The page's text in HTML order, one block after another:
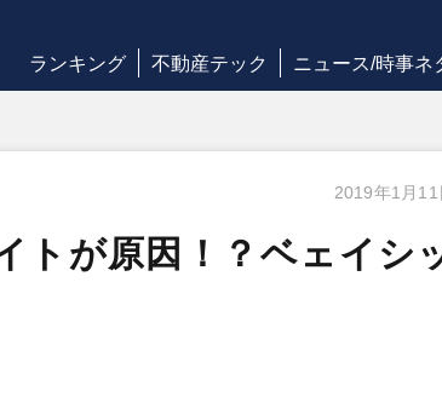
ランキング 不動産テック ニュース/時事ネ
2019年1月11
トが原因！？ベェイシ